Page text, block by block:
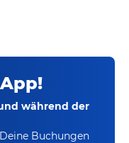
während der
Buchungen